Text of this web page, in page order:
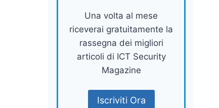
Una volta al mese
riceverai gratuitamente la
rassegna dei migliori
articoli di ICT Security
Magazine
Iscriviti Ora